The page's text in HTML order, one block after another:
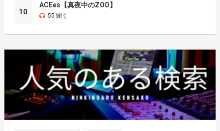
10
ACEes【真夜中のZOO】
55 聞く